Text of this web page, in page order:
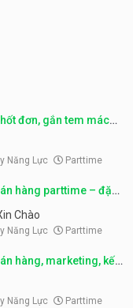
đơn, gắn tem mác
Năng Lực Parttime
hàng parttime – đặc
Chào
Năng Lực Parttime
hàng, marketing, kế
fulltime
Năng Lực Parttime